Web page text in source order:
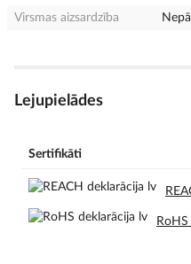
Virsmas aizsardzība
Lejupielādes
Sertifikāti